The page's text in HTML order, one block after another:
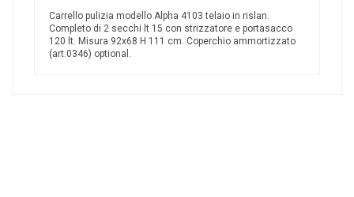
Carrello pulizia modello Alpha 4103 telaio in rislan.
Completo di 2 secchi lt 15 con strizzatore e portasacco
120 lt. Misura 92x68 H 111 cm. Coperchio ammortizzato
(art.0346) optional.